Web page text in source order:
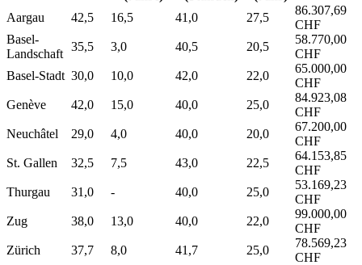
Aargau 42,5 16,5 41,0 27,5
86.307,69
CHF
Basel-
Landschaft
35,5 3,0 40,5 20,5
58.770,00
CHF
Basel-Stadt 30,0 10,0 42,0 22,0
65.000,00
CHF
Genève
42,0 15,0 40,0 25,0
84.923,08
CHF
Neuchâtel
29,0 4,0 40,0 20,0
67.200,00
CHF
St. Gallen
32,5 7,5 43,0 22,5
64.153,85
CHF
Thurgau
31,0 - 40,0 25,0
53.169,23
CHF
Zug
38,0 13,0 40,0 22,0
99.000,00
CHF
Zürich
37,7 8,0 41,7 25,0
78.569,23
CHF